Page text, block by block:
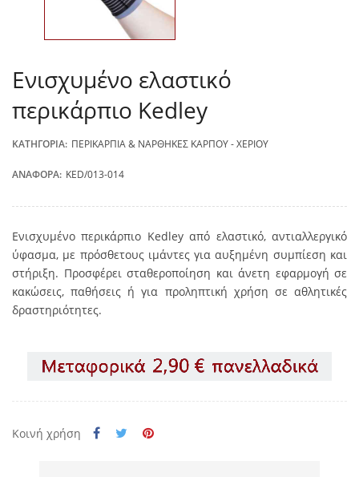
Ενισχυμένο ελαστικό
περικάρπιο Kedley
ΚΑΤΗΓΟΡΊΑ: ΠΕΡΙΚΆΡΠΙΑ & ΝΆΡΘΗΚΕΣ ΚΑΡΠΟΎ - ΧΕΡΙΟΎ
ΑΝΑΦΟΡΆ: KED/013-014
Ενισχυμένο περικάρπιο Kedley από ελαστικό, αντιαλλεργικό
ύφασμα, με πρόσθετους ιμάντες για αυξημένη συμπίεση και
στήριξη. Προσφέρει σταθεροποίηση και άνετη εφαρμογή σε
κακώσεις, παθήσεις ή για προληπτική χρήση σε αθλητικές
δραστηριότητες.
Κοινή χρήση